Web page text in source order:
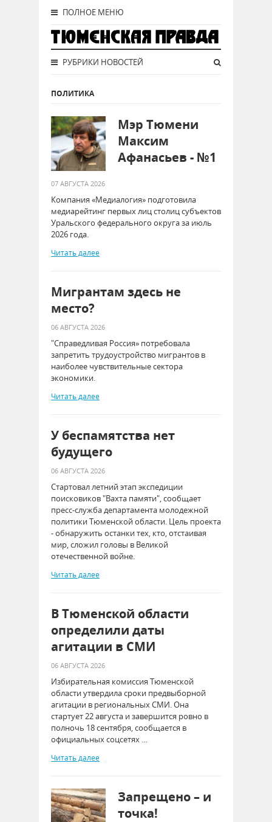
ПОЛНОЕ МЕНЮ
РУБРИКИ НОВОСТЕЙ
ПОЛИТИКА
Мэр Тюмени
Максим
Афанасьев - №1
07 АВГУСТА 2026
Компания «Медиалогия» подготовила
медиарейтинг первых лиц столиц субъектов
Уральского федерального округа за июль
2026 года.
Читать далее
Мигрантам здесь не
место?
06 АВГУСТА 2026
"Справедливая Россия» потребовала
запретить трудоустройство мигрантов в
наиболее чувствительные сектора
экономики.
Читать далее
У беспамятства нет
будущего
06 АВГУСТА 2026
Стартовал летний этап экспедиции
поисковиков "Вахта памяти", сообщает
пресс-служба департамента молодежной
политики Тюменской области. Цель проекта
- обнаружить останки тех, кто, отстаивая
мир, сложил головы в Великой
отечественной войне.
Читать далее
В Тюменской области
определили даты
агитации в СМИ
06 АВГУСТА 2026
Избирательная комиссия Тюменской
области утвердила сроки предвыборной
агитации в региональных СМИ. Она
стартует 22 августа и завершится ровно в
полночь 18 сентября, сообщается в
официальных соцсетях …
Читать далее
Запрещено – и
точка!